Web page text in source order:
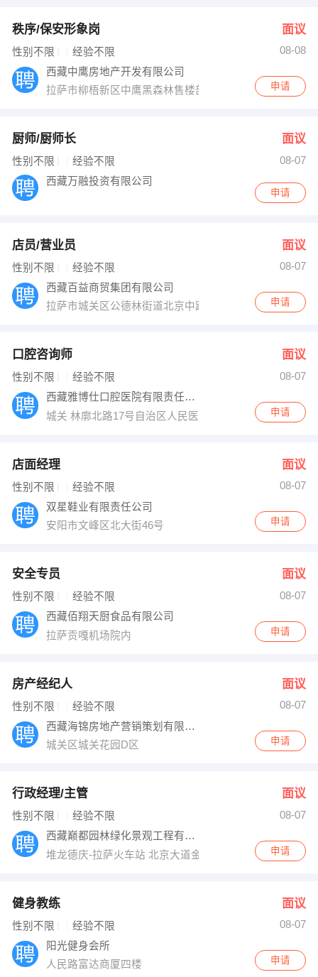
秩序/保安形象岗 面议
性别不限 经验不限
08-08
西藏中鹰房地产开发有限公司
拉萨市柳梧新区中鹰黑森林售楼部
申请
厨师/厨师长 面议
性别不限 经验不限
08-07
西藏万融投资有限公司
申请
店员/营业员 面议
性别不限 经验不限
08-07
西藏百益商贸集团有限公司
拉萨市城关区公德林街道北京中路197号
申请
口腔咨询师 面议
性别不限 经验不限
08-07
西藏雅博仕口腔医院有限责任公司
城关 林廓北路17号自治区人民医院斜对面
申请
店面经理 面议
性别不限 经验不限
08-07
双星鞋业有限责任公司
安阳市文峰区北大街46号
申请
安全专员 面议
性别不限 经验不限
08-07
西藏佰翔天厨食品有限公司
拉萨贡嘎机场院内
申请
房产经纪人 面议
性别不限 经验不限
08-07
西藏海锦房地产营销策划有限公司
城关区城关花园D区
申请
行政经理/主管 面议
性别不限 经验不限
08-07
西藏巅都园林绿化景观工程有限公司
堆龙德庆-拉萨火车站 北京大道金马国际9栋2单元104室
申请
健身教练 面议
性别不限 经验不限
08-07
阳光健身会所
人民路富达商厦四楼
申请